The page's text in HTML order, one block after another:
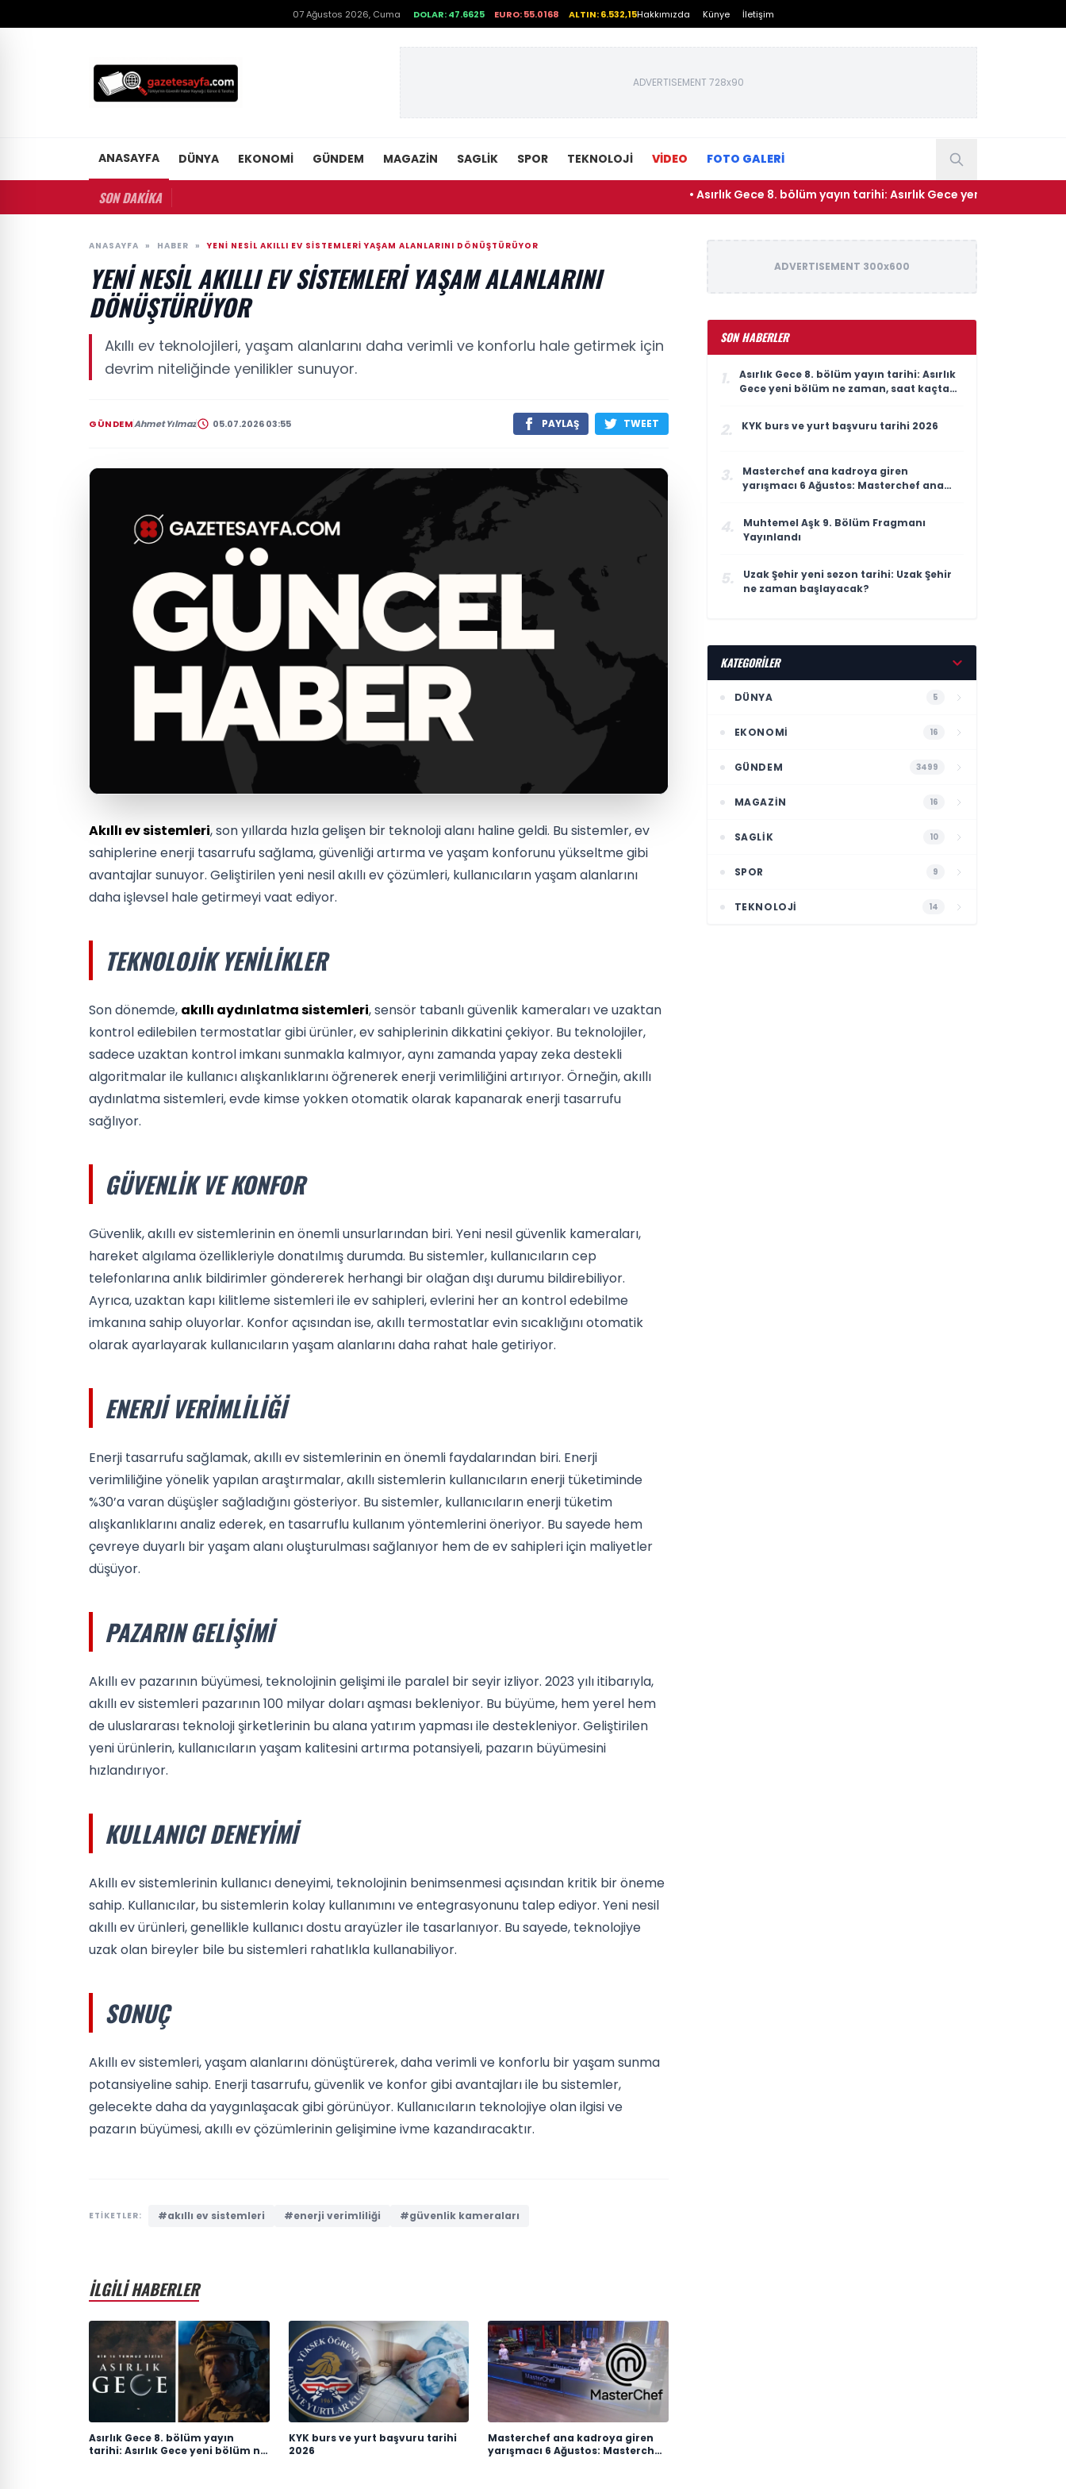
07 Ağustos 2026, Cuma DOLAR: 47.6625 EURO: 55.0168 ALTIN: 6.532,15Hakkımızda Künye İletişim
ADVERTISEMENT 728x90
ANASAYFA DÜNYA EKONOMI GÜNDEM MAGAZIN SAGLIK SPOR TEKNOLOJI VİDEO FOTO GALERİ
SON DAKİKA • Asırlık Gece 8. bölüm yayın tarihi: Asırlık Gece yeni bölüm ne zaman,
ANASAYFA » HABER » YENI NESIL AKILLI EV SISTEMLERI YAŞAM ALANLARINI DÖNÜŞTÜRÜYOR
YENI NESIL AKILLI EV SISTEMLERI YAŞAM ALANLARINI
DÖNÜŞTÜRÜYOR
Akıllı ev teknolojileri, yaşam alanlarını daha verimli ve konforlu hale getirmek için
devrim niteliğinde yenilikler sunuyor.
GÜNDEMAhmet Yılmaz 05.07.2026 03:55 PAYLAŞ TWEET
Akıllı ev sistemleri, son yıllarda hızla gelişen bir teknoloji alanı haline geldi. Bu sistemler, ev
sahiplerine enerji tasarrufu sağlama, güvenliği artırma ve yaşam konforunu yükseltme gibi
avantajlar sunuyor. Geliştirilen yeni nesil akıllı ev çözümleri, kullanıcıların yaşam alanlarını
daha işlevsel hale getirmeyi vaat ediyor.
TEKNOLOJIK YENILIKLER
Son dönemde, akıllı aydınlatma sistemleri, sensör tabanlı güvenlik kameraları ve uzaktan
kontrol edilebilen termostatlar gibi ürünler, ev sahiplerinin dikkatini çekiyor. Bu teknolojiler,
sadece uzaktan kontrol imkanı sunmakla kalmıyor, aynı zamanda yapay zeka destekli
algoritmalar ile kullanıcı alışkanlıklarını öğrenerek enerji verimliliğini artırıyor. Örneğin, akıllı
aydınlatma sistemleri, evde kimse yokken otomatik olarak kapanarak enerji tasarrufu
sağlıyor.
GÜVENLIK VE KONFOR
Güvenlik, akıllı ev sistemlerinin en önemli unsurlarından biri. Yeni nesil güvenlik kameraları,
hareket algılama özellikleriyle donatılmış durumda. Bu sistemler, kullanıcıların cep
telefonlarına anlık bildirimler göndererek herhangi bir olağan dışı durumu bildirebiliyor.
Ayrıca, uzaktan kapı kilitleme sistemleri ile ev sahipleri, evlerini her an kontrol edebilme
imkanına sahip oluyorlar. Konfor açısından ise, akıllı termostatlar evin sıcaklığını otomatik
olarak ayarlayarak kullanıcıların yaşam alanlarını daha rahat hale getiriyor.
ENERJI VERIMLILIĞI
Enerji tasarrufu sağlamak, akıllı ev sistemlerinin en önemli faydalarından biri. Enerji
verimliliğine yönelik yapılan araştırmalar, akıllı sistemlerin kullanıcıların enerji tüketiminde
%30’a varan düşüşler sağladığını gösteriyor. Bu sistemler, kullanıcıların enerji tüketim
alışkanlıklarını analiz ederek, en tasarruflu kullanım yöntemlerini öneriyor. Bu sayede hem
çevreye duyarlı bir yaşam alanı oluşturulması sağlanıyor hem de ev sahipleri için maliyetler
düşüyor.
PAZARIN GELIŞIMI
Akıllı ev pazarının büyümesi, teknolojinin gelişimi ile paralel bir seyir izliyor. 2023 yılı itibarıyla,
akıllı ev sistemleri pazarının 100 milyar doları aşması bekleniyor. Bu büyüme, hem yerel hem
de uluslararası teknoloji şirketlerinin bu alana yatırım yapması ile destekleniyor. Geliştirilen
yeni ürünlerin, kullanıcıların yaşam kalitesini artırma potansiyeli, pazarın büyümesini
hızlandırıyor.
KULLANICI DENEYIMI
Akıllı ev sistemlerinin kullanıcı deneyimi, teknolojinin benimsenmesi açısından kritik bir öneme
sahip. Kullanıcılar, bu sistemlerin kolay kullanımını ve entegrasyonunu talep ediyor. Yeni nesil
akıllı ev ürünleri, genellikle kullanıcı dostu arayüzler ile tasarlanıyor. Bu sayede, teknolojiye
uzak olan bireyler bile bu sistemleri rahatlıkla kullanabiliyor.
SONUÇ
Akıllı ev sistemleri, yaşam alanlarını dönüştürerek, daha verimli ve konforlu bir yaşam sunma
potansiyeline sahip. Enerji tasarrufu, güvenlik ve konfor gibi avantajları ile bu sistemler,
gelecekte daha da yaygınlaşacak gibi görünüyor. Kullanıcıların teknolojiye olan ilgisi ve
pazarın büyümesi, akıllı ev çözümlerinin gelişimine ivme kazandıracaktır.
ETİKETLER: #akıllı ev sistemleri #enerji verimliliği #güvenlik kameraları
İLGİLİ HABERLER
Asırlık Gece 8. bölüm yayın
tarihi: Asırlık Gece yeni bölüm ne
KYK burs ve yurt başvuru tarihi
2026
Masterchef ana kadroya giren
yarışmacı 6 Ağustos: Masterchef
ADVERTISEMENT 300x600
SON HABERLER
1.
Asırlık Gece 8. bölüm yayın tarihi: Asırlık
Gece yeni bölüm ne zaman, saat kaçta
2. KYK burs ve yurt başvuru tarihi 2026
3.
Masterchef ana kadroya giren
yarışmacı 6 Ağustos: Masterchef ana
4.
Muhtemel Aşk 9. Bölüm Fragmanı
Yayınlandı
5.
Uzak Şehir yeni sezon tarihi: Uzak Şehir
ne zaman başlayacak?
KATEGORİLER
DÜNYA 5
EKONOMI 16
GÜNDEM 3499
MAGAZIN 16
SAGLIK 10
SPOR 9
TEKNOLOJI 14